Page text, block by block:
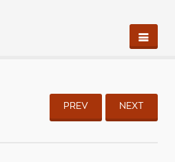
NEXT
PREV